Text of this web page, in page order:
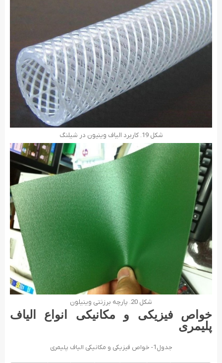
شکل 19. کاربرد الیاف وینیون در شیلنگ
شکل 20. پارچه برزنتی وینیلون
خواص فیزیکی و مکانیکی انواع الیاف
پلیمری
جدول1- خواص فیزیکی و مکانیکی الیاف پلیمری